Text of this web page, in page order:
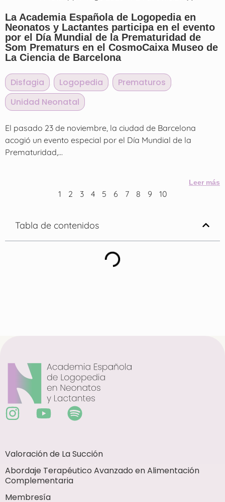
La Academia Española de Logopedia en
Neonatos y Lactantes participa en el evento
por el Día Mundial de la Prematuridad de
Som Prematurs en el CosmoCaixa Museo de
La Ciencia de Barcelona
Disfagia Logopedia Prematuros
Unidad Neonatal
El pasado 23 de noviembre, la ciudad de Barcelona
acogió un evento especial por el Día Mundial de la
Prematuridad,...
Leer más
1 2 3 4 5 6 7 8 9 10
Tabla de contenidos
Valoración de La Succión
Abordaje Terapéutico Avanzado en Alimentación
Complementaria
Membresía